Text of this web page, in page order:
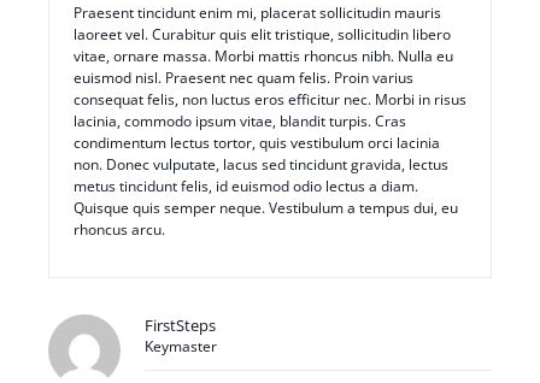
Praesent tincidunt enim mi, placerat sollicitudin mauris
laoreet vel. Curabitur quis elit tristique, sollicitudin libero
vitae, ornare massa. Morbi mattis rhoncus nibh. Nulla eu
euismod nisl. Praesent nec quam felis. Proin varius
consequat felis, non luctus eros efficitur nec. Morbi in risus
lacinia, commodo ipsum vitae, blandit turpis. Cras
condimentum lectus tortor, quis vestibulum orci lacinia
non. Donec vulputate, lacus sed tincidunt gravida, lectus
metus tincidunt felis, id euismod odio lectus a diam.
Quisque quis semper neque. Vestibulum a tempus dui, eu
rhoncus arcu.
FirstSteps
Keymaster